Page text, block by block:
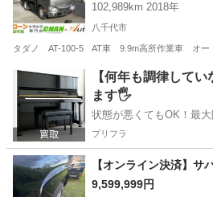
102,989km 2018年
八千代市
タダノ AT-100-5 AT車 9.9m高所作業車 オ
千葉 八千代市 その他 FRP
【何年も調律して
ます🖐️
状態が悪くてもOK！最
プリフラ
【オンライン決済】サ
9,599,999円